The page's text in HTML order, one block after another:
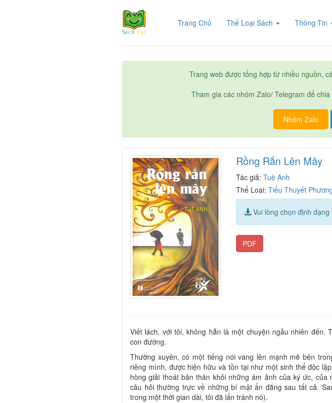
Trang Chủ (current)Thể Loại Sách Thông Tin
Trang web được tổng hợp từ nhiều nguồn,
Tham gia các nhóm Zalo/ Telegram để
Nhóm Zalo
Rồng Rắn Lên Mây
Tác giả:Tuệ Anh
Thể Loại:Tiểu Thuyết
Vui lòng chọn định
PDF
Viết lách, với tôi, không hẳn là một chuyện ngẫu nhiên đến.
con đường.
Thường xuyên, có một tiếng nói vang lên mạnh mẽ bên
riêng mình, được hiện hữu và tồn tại như một sinh thể độc
hòng giải thoát bản thân khỏi những ám ảnh của ký ức, của
câu hỏi thường trực về những bí mật ẩn đằng sau tất cả.
trong một thời gian dài, tôi đã lẩn tránh nó).